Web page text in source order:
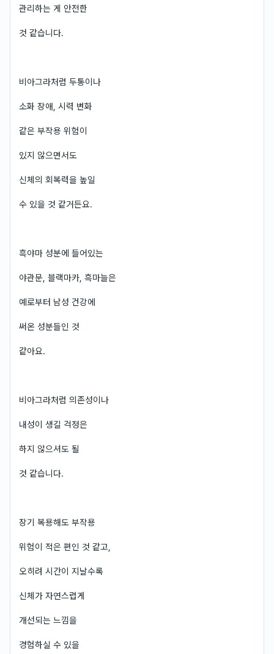
관리하는 게 안전한
것 같습니다.
비아그라처럼 두통이나
소화 장애, 시력 변화
같은 부작용 위험이
있지 않으면서도
신체의 회복력을 높일
수 있을 것 같거든요.
흑야마 성분에 들어있는
야관문, 블랙마카, 흑마늘은
예로부터 남성 건강에
써온 성분들인 것
같아요.
비아그라처럼 의존성이나
내성이 생길 걱정은
하지 않으셔도 될
것 같습니다.
장기 복용해도 부작용
위험이 적은 편인 것 같고,
오히려 시간이 지날수록
신체가 자연스럽게
개선되는 느낌을
경험하실 수 있을